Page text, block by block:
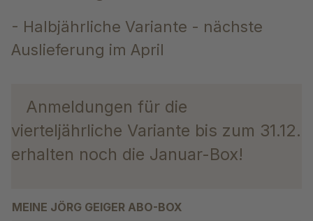
- Halbjährliche Variante - nächste
Auslieferung im April
Anmeldungen für die
vierteljährliche Variante bis zum 31.12.
erhalten noch die Januar-Box!
MEINE JÖRG GEIGER ABO-BOX